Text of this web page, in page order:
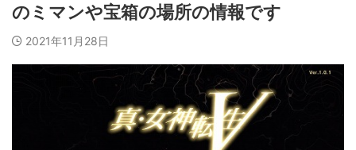
のミマンや宝箱の場所の情報です
2021年11月28日